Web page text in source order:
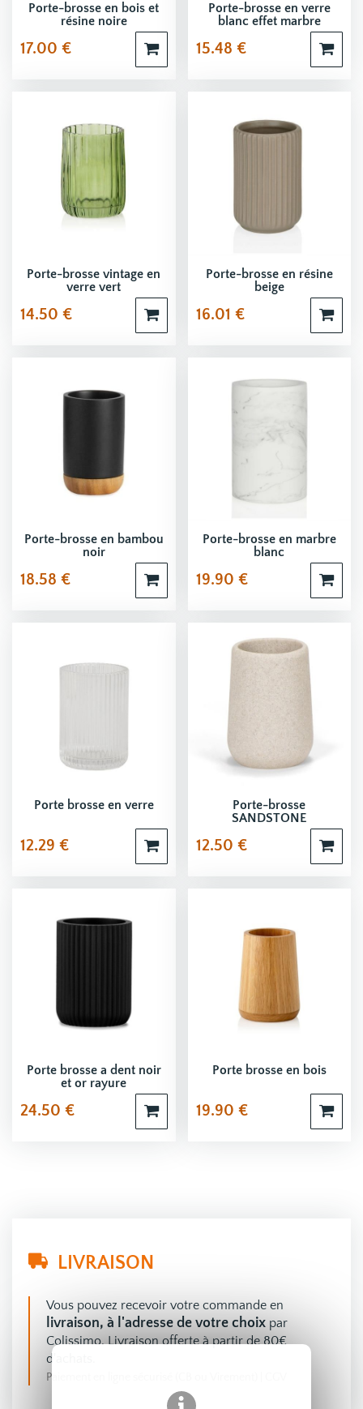
Porte-brosse en bois et
résine noire
17.00 €
Porte-brosse en verre
blanc effet marbre
15.48 €
Porte-brosse vintage en
verre vert
14.50 €
Porte-brosse en résine
beige
16.01 €
Porte-brosse en bambou
noir
18.58 €
Porte-brosse en marbre
blanc
19.90 €
Porte brosse en verre
12.29 €
Porte-brosse
SANDSTONE
12.50 €
Porte brosse a dent noir
et or rayure
24.50 €
Porte brosse en bois
19.90 €
LIVRAISON
Vous pouvez recevoir votre commande en
livraison, à l'adresse de votre choix par
Colissimo. Livraison offerte à partir de 80€
d'achats.
Paiement en ligne sécurisé (CB ou Virement)